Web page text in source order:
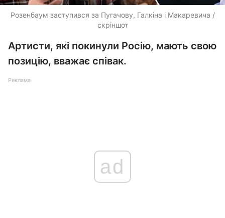
Розенбаум заступився за Пугачову, Галкіна і Макаревича /
скріншот
Артисти, які покинули Росію, мають свою
позицію, вважає співак.
Реклама
ad